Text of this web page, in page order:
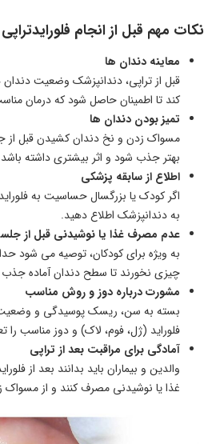
نکات مهم قبل از انجام فلورایدتراپی
معاینه دندان ها
قبل از تراپی، دندانپزشک وضعیت
کند تا اطمینان حاصل شود که درمان
تمیز بودن دندان ها
مسواک زدن و نخ دندان کشیدن قبل از
بهتر جذب شود و اثر بیشتری داشته
اطلاع از سابقه پزشکی
اگر کودک یا بزرگسال حساسیت به
به دندانپزشک اطلاع دهید.
عدم مصرف غذا یا نوشیدنی قبل از
چیزی نخورند تا سطح دندان آماده جذب
مشورت درباره دوز و روش مناسب
بسته به سن، ریسک پوسیدگی و وضعیت
فلوراید (ژل، فوم، لاک) و دوز مناسب را
آمادگی برای مراقبت بعد از تراپی
والدین و بیماران باید بدانند بعد از
غذا یا نوشیدنی مصرف کنند و از مسواک